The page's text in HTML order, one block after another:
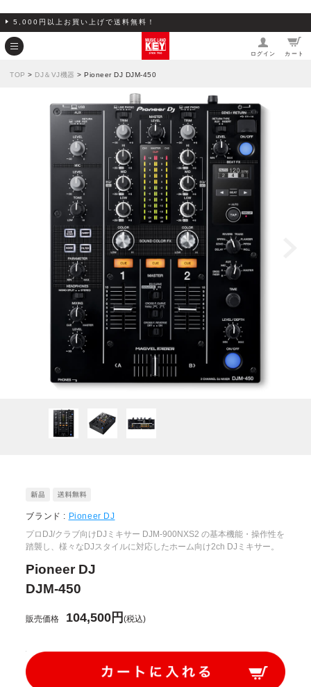
5,000円以上お買い上げで送料無料！
ログイン カート
TOP > DJ＆VJ機器 > Pioneer DJ DJM-450
ブランド : Pioneer DJ
プロDJ/クラブ向けDJミキサー DJM-900NXS2 の基本機能・操作性を
踏襲し、様々なDJスタイルに対応したホーム向け2ch DJミキサー。
Pioneer DJ
DJM-450
販売価格 104,500円(税込)